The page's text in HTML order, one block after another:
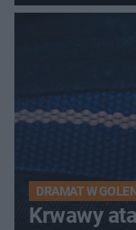
DRAMAT W
Krwawy